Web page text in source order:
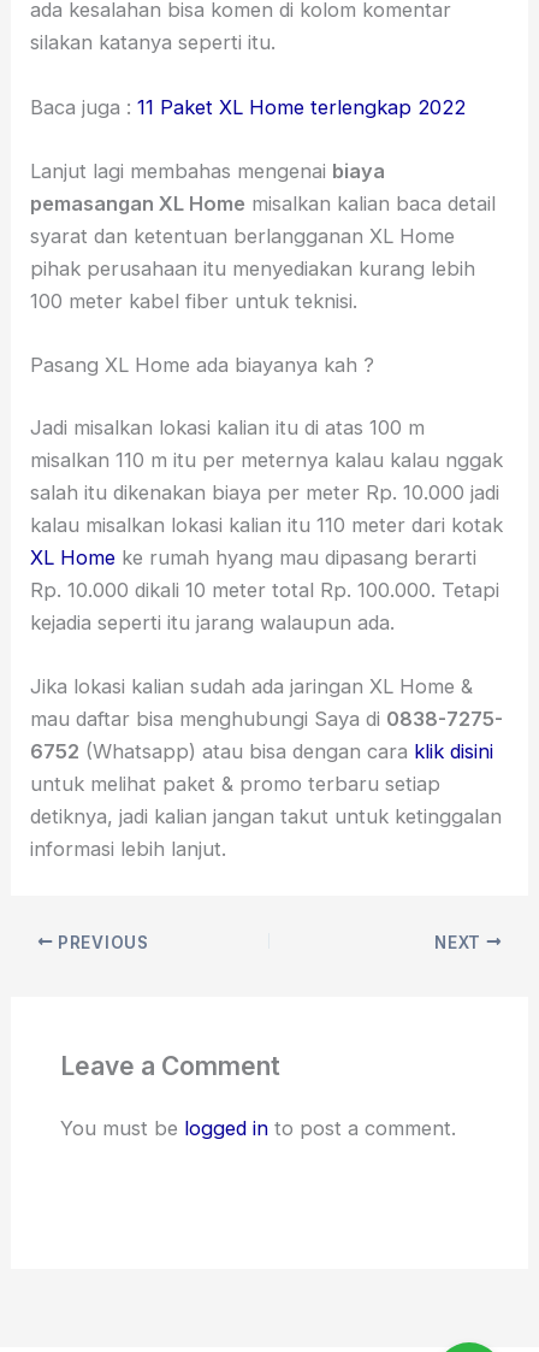
ada kesalahan bisa komen di kolom komentar
silakan katanya seperti itu.
Baca juga :11 Paket XL Home terlengkap 2022
Lanjut lagi membahas mengenai biaya
pemasangan XL Home misalkan kalian baca detail
syarat dan ketentuan berlangganan XL Home
pihak perusahaan itu menyediakan kurang lebih
100 meter kabel fiber untuk teknisi.
Pasang XL Home ada biayanya kah ?
Jadi misalkan lokasi kalian itu di atas 100 m
misalkan 110 m itu per meternya kalau kalau nggak
salah itu dikenakan biaya per meter Rp. 10.000 jadi
kalau misalkan lokasi kalian itu 110 meter dari kotak
XL Home ke rumah hyang mau dipasang berarti
Rp. 10.000 dikali 10 meter total Rp. 100.000. Tetapi
kejadia seperti itu jarang walaupun ada.
Jika lokasi kalian sudah ada jaringan XL Home &
mau daftar bisa menghubungi Saya di 0838-7275-
6752 (Whatsapp) atau bisa dengan cara klik disini
untuk melihat paket & promo terbaru setiap
detiknya, jadi kalian jangan takut untuk ketinggalan
informasi lebih lanjut.
PREVIOUS NEXT
Leave a Comment
You must be logged into post a comment.